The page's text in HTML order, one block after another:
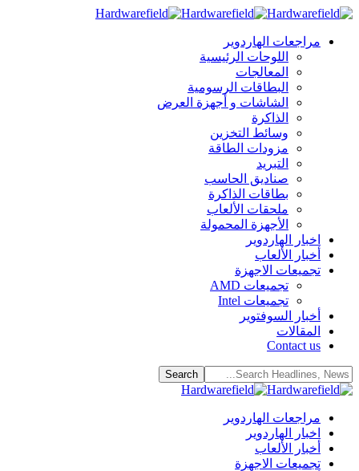
مراجعات الهاردوير
اللوحات الرئيسية
المعالجات
البطاقات الرسومية
الشاشات و أجهزة العرض
الذاكرة
وسائط التخزين
مزودات الطاقة
التبريد
صناديق الحاسب
بطاقات الذاكرة
ملحقات الألعاب
الأجهزة المحمولة
اخبار الهاردوير
أخبار الألعاب
تجميعات الاجهزة
تجميعات AMD
تجميعات Intel
أخبار السوفتوير
المقالات
Contact us
مراجعات الهاردوير
اخبار الهاردوير
أخبار الألعاب
تجميعات الاجهزة